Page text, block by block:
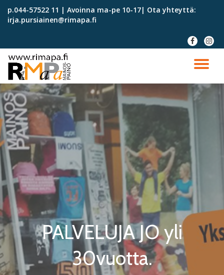
Skip
p.044-57522 11 | Avoinna ma-pe 10-17| Ota yhteyttä:
irja.pursiainen@rimapa.fi
fa-
facebook
fa-
PALVELUJA JO yli
30vuotta.